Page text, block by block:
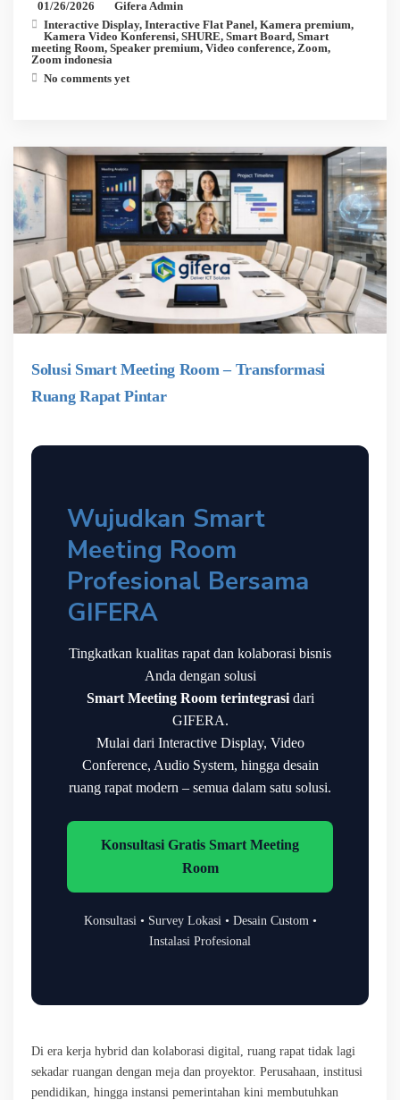
01/26/2026
Gifera Admin
Interactive Display, Interactive Flat Panel, Kamera premium,
Kamera Video Konferensi, SHURE, Smart Board, Smart
meeting Room, Speaker premium, Video conference, Zoom,
Zoom indonesia
No comments yet
Solusi Smart Meeting Room – Transformasi
Ruang Rapat Pintar
Wujudkan Smart
Meeting Room
Profesional Bersama
GIFERA
Tingkatkan kualitas rapat dan kolaborasi bisnis
Anda dengan solusi
Smart Meeting Room terintegrasidari
GIFERA.
Mulai dari Interactive Display, Video
Conference, Audio System, hingga desain
ruang rapat modern – semua dalam satu solusi.
Konsultasi Gratis Smart Meeting
Room
Konsultasi • Survey Lokasi • Desain Custom •
Instalasi Profesional
Di era kerja hybrid dan kolaborasi digital, ruang rapat tidak lagi
sekadar ruangan dengan meja dan proyektor. Perusahaan, institusi
pendidikan, hingga instansi pemerintahan kini membutuhkan